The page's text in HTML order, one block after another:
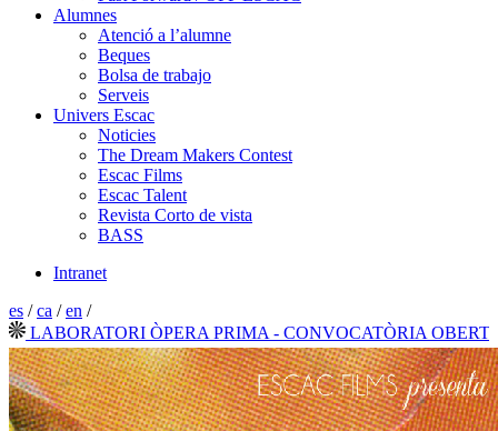
Alumnes
Atenció a l’alumne
Beques
Bolsa de trabajo
Serveis
Univers Escac
Noticies
The Dream Makers Contest
Escac Films
Escac Talent
Revista Corto de vista
BASS
Intranet
es /ca /en /
ÒPERA PRIMA - CONVOCATÒRIA OBERTA